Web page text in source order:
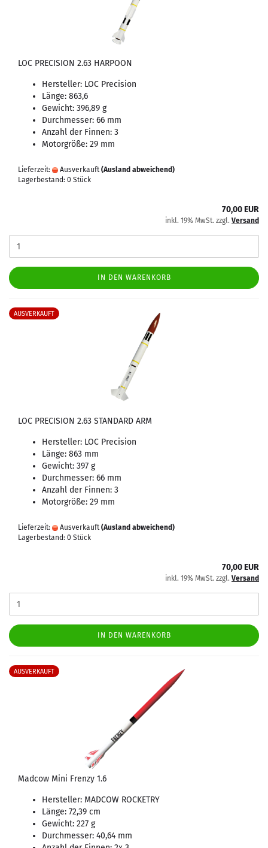
LOC PRECISION 2.63 HARPOON
Hersteller: LOC Precision
Länge: 863,6
Gewicht: 396,89 g
Durchmesser: 66 mm
Anzahl der Finnen: 3
Motorgröße: 29 mm
Lieferzeit: Ausverkauft (Ausland abweichend)
Lagerbestand: 0 Stück
70,00 EUR
inkl. 19% MwSt. zzgl. Versand
IN DEN WARENKORB
AUSVERKAUFT
LOC PRECISION 2.63 STANDARD ARM
Hersteller: LOC Precision
Länge: 863 mm
Gewicht: 397 g
Durchmesser: 66 mm
Anzahl der Finnen: 3
Motorgröße: 29 mm
Lieferzeit: Ausverkauft (Ausland abweichend)
Lagerbestand: 0 Stück
70,00 EUR
inkl. 19% MwSt. zzgl. Versand
IN DEN WARENKORB
AUSVERKAUFT
Madcow Mini Frenzy 1.6
Hersteller: MADCOW ROCKETRY
Länge: 72,39 cm
Gewicht: 227 g
Durchmesser: 40,64 mm